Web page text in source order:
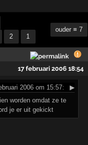
2 1
ouder ≡ 7
17 februari 2006 18:54
2006 om 15:57:
▶
worden omdat ze te
je er uit gekickt